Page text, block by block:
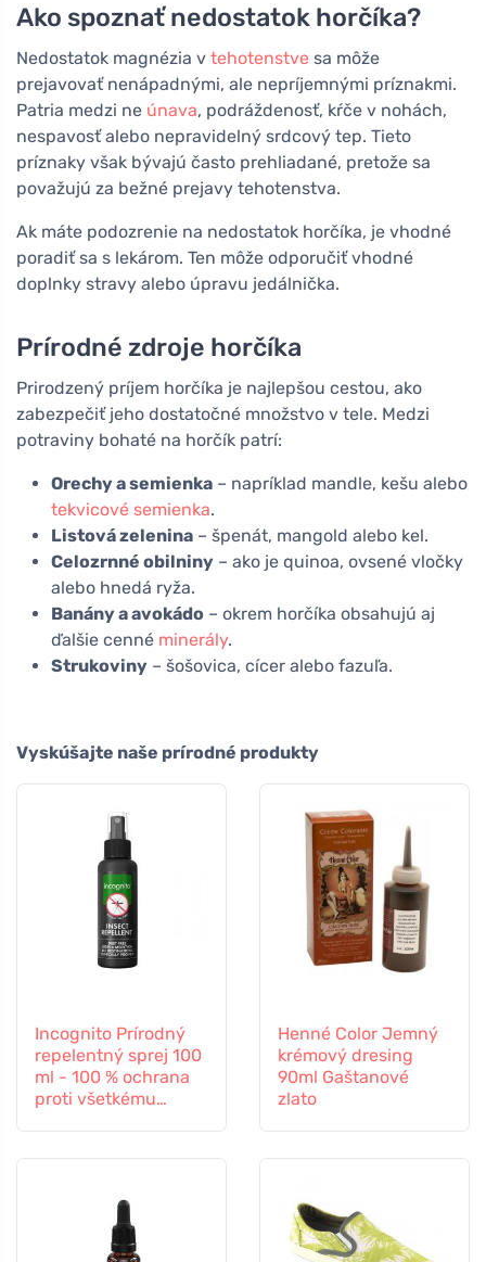
Ako spoznať nedostatok horčíka?
Nedostatok magnézia v tehotenstve sa môže
prejavovať nenápadnými, ale nepríjemnými príznakmi.
Patria medzi ne únava, podráždenosť, kŕče v nohách,
nespavosť alebo nepravidelný srdcový tep. Tieto
príznaky však bývajú často prehliadané, pretože sa
považujú za bežné prejavy tehotenstva.
Ak máte podozrenie na nedostatok horčíka, je vhodné
poradiť sa s lekárom. Ten môže odporučiť vhodné
doplnky stravy alebo úpravu jedálnička.
Prírodné zdroje horčíka
Prirodzený príjem horčíka je najlepšou cestou, ako
zabezpečiť jeho dostatočné množstvo v tele. Medzi
potraviny bohaté na horčík patrí:
Orechy a semienka – napríklad mandle, kešu alebo
tekvicové semienka.
Listová zelenina – špenát, mangold alebo kel.
Celozrnné obilniny – ako je quinoa, ovsené vločky
alebo hnedá ryža.
Banány a avokádo – okrem horčíka obsahujú aj
ďalšie cenné minerály.
Strukoviny – šošovica, cícer alebo fazuľa.
Vyskúšajte naše prírodné produkty
Incognito Prírodný
repelentný sprej 100
ml - 100 % ochrana
proti všetkému
Henné Color Jemný
krémový dresing
90ml Gaštanové
zlato